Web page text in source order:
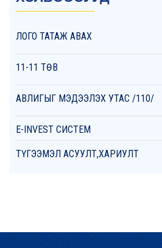
ЛОГО ТАТАЖ АВАХ
11-11 ТӨВ
АВЛИГЫГ МЭДЭЭЛЭХ УТАС /110/
E-INVEST СИСТЕМ
ТҮГЭЭМЭЛ АСУУЛТ,ХАРИУЛТ